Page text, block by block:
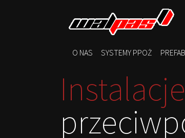
O NAS SYSTEMY PPOŻ
Instalacje